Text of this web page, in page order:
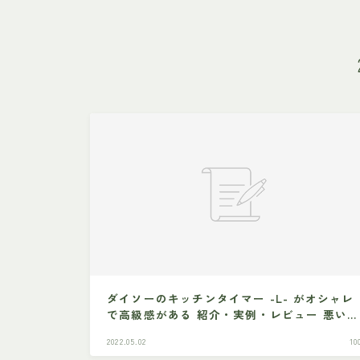
ダイソーのキッチンタイマー -L- がオシャレ
で高級感がある 紹介・実例・レビュー 悪いと
2022.05.02